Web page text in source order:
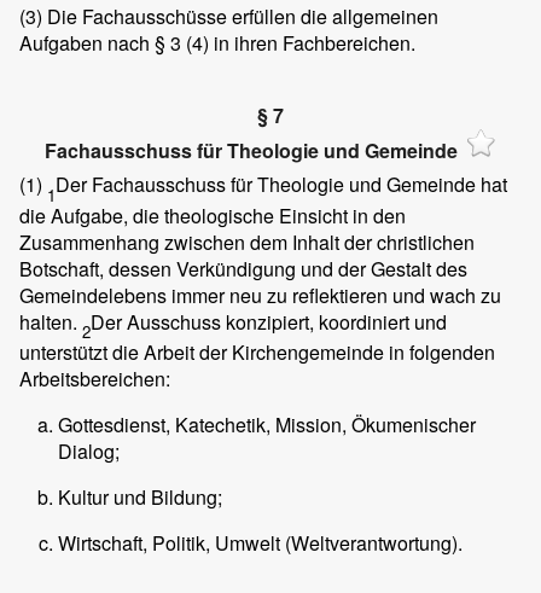
(3) Die Fachausschüsse erfüllen die allgemeinen
Aufgaben nach § 3 (4) in ihren Fachbereichen.
§ 7
Fachausschuss für Theologie und Gemeinde
(1) 1Der Fachausschuss für Theologie und Gemeinde hat
die Aufgabe, die theologische Einsicht in den
Zusammenhang zwischen dem Inhalt der christlichen
Botschaft, dessen Verkündigung und der Gestalt des
Gemeindelebens immer neu zu reflektieren und wach zu
halten. 2Der Ausschuss konzipiert, koordiniert und
unterstützt die Arbeit der Kirchengemeinde in folgenden
Arbeitsbereichen:
Gottesdienst, Katechetik, Mission, Ökumenischer
Dialog;
Kultur und Bildung;
Wirtschaft, Politik, Umwelt (Weltverantwortung).